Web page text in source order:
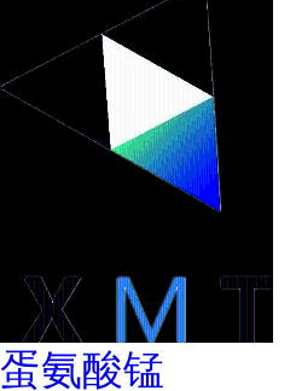
蛋氨酸锰